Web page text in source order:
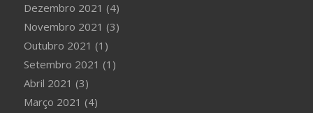
Dezembro 2021 (4)
Novembro 2021 (3)
Outubro 2021 (1)
Setembro 2021 (1)
Abril 2021 (3)
Março 2021 (4)